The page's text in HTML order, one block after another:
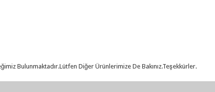
Bulunmaktadır.Lütfen Diğer Ürünlerimize De Bakınız.Teşekkürler.